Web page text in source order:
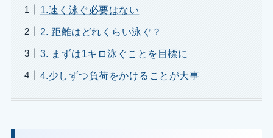
1.速く泳ぐ必要はない
2. 距離はどれくらい泳ぐ？
3. まずは1キロ泳ぐことを目標に
4.少しずつ負荷をかけることが大事